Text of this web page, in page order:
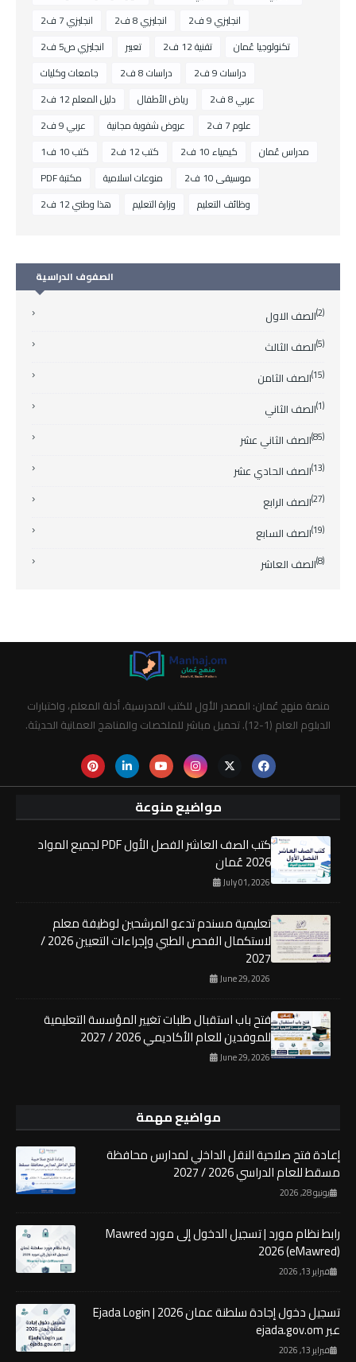
انجليزي 7 ف2
انجليزي 8 ف2
انجليزي 9 ف2
انجليزي ص5 ف2
تعبير تقنية 12 ف2
تكنولوجيا عُمان
جامعات وكليات
دراسات 8 ف2
دراسات 9 ف2
دليل المعلم 12 ف2
رياض الأطفال
عربي 8 ف2
عربي 9 ف2
عروض شفوية مجانية
علوم 7 ف2
كتب 10 ف1
كتب 12 ف2 كيمياء 10 ف2
مدراس عُمان
مكتبة PDF
منوعات اسلامية
موسيقى 10 ف2
هذا وطني 12 ف2
وزارة التعليم وظائف التعليم
الصفوف الدراسية
الصف الاول (2)
الصف الثالث (5)
الصف الثامن (15)
الصف الثاني (1)
الصف الثاني عشر (85)
الصف الحادي عشر (13)
الصف الرابع (27)
الصف السابع (19)
الصف العاشر (8)
منصة منهج عُمان: المصدر الأول للكتب المدرسية، أدلة المعلم، واختبارات
الدبلوم العام (1-12). تحميل مباشر للملخصات والمناهج العمانية الحديثة.
مواضيع منوعة
كتب الصف العاشر الفصل الأول PDF لجميع المواد
2026 عُمان
July 01, 2026
تعليمية مسندم تدعو المرشحين لوظيفة معلم
لاستكمال الفحص الطبي وإجراءات التعيين 2026 /
2027
June 29, 2026
فتح باب استقبال طلبات تغيير المؤسسة التعليمية
للموفدين للعام الأكاديمي 2026 / 2027
June 29, 2026
مواضيع مهمة
إعادة فتح صلاحية النقل الداخلي لمدارس محافظة
مسقط للعام الدراسي 2026 / 2027
يونيو 28, 2026
رابط نظام مورد | تسجيل الدخول إلى مورد Mawred
2026 (eMawred)
فبراير 13, 2026
تسجيل دخول إجادة سلطنة عمان 2026 | Ejada Login
عبر ejada.gov.om
فبراير 13, 2026